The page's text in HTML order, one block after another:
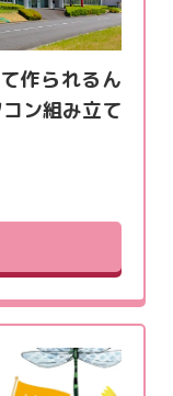
作られるん
ン組み立て